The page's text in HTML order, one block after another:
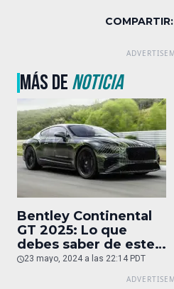
COMPARTIR:
MÁS DENOTICIA
Bentley Continental
GT 2025: Lo que
debes saber de este
auto de superlujo
23 mayo, 2024 a las 22:14 PDT